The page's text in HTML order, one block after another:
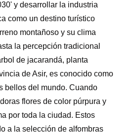
y desarrollar la industria
como un destino turístico
montañoso y su clima
la percepción tradicional
de jacarandá, planta
de Asir, es conocido como
bellos del mundo. Cuando
flores de color púrpura y
por toda la ciudad. Estos
a la selección de alfombras